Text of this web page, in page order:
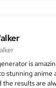
is
stunning anime
the results are